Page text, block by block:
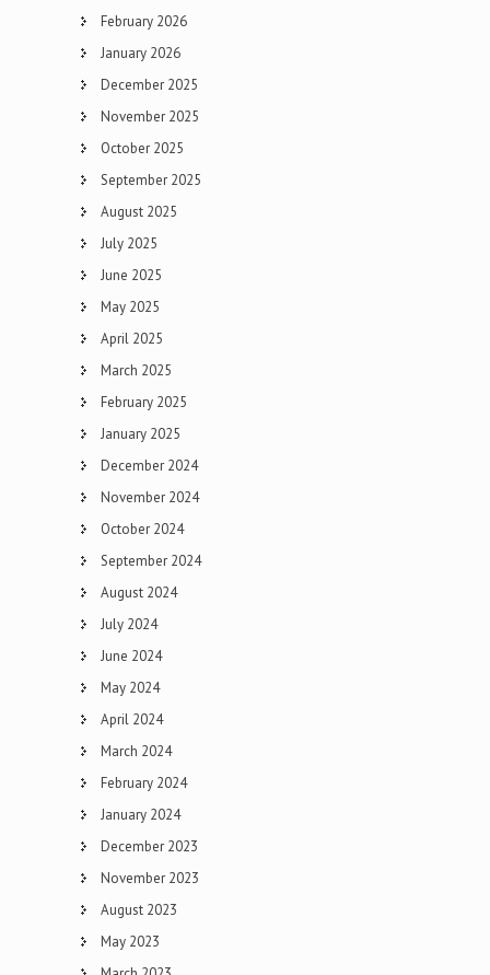
February 2026
January 2026
December 2025
November 2025
October 2025
September 2025
August 2025
July 2025
June 2025
May 2025
April 2025
March 2025
February 2025
January 2025
December 2024
November 2024
October 2024
September 2024
August 2024
July 2024
June 2024
May 2024
April 2024
March 2024
February 2024
January 2024
December 2023
November 2023
August 2023
May 2023